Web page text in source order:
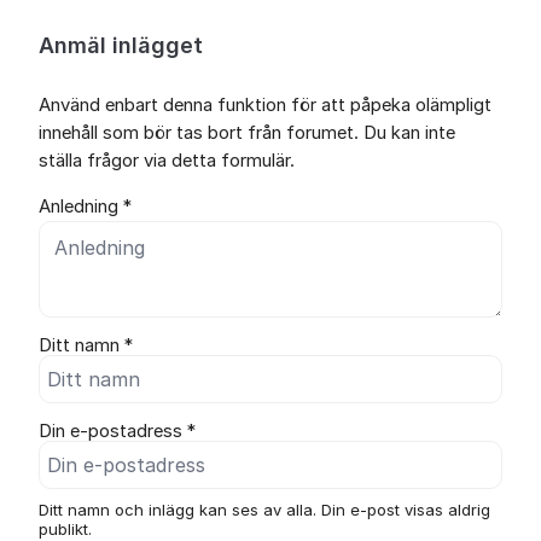
Anmäl inlägget
Använd enbart denna funktion för att påpeka olämpligt
innehåll som bör tas bort från forumet. Du kan inte
ställa frågor via detta formulär.
Anledning *
Ditt namn *
Din e-postadress *
Ditt namn och inlägg kan ses av alla. Din e-post visas aldrig
publikt.